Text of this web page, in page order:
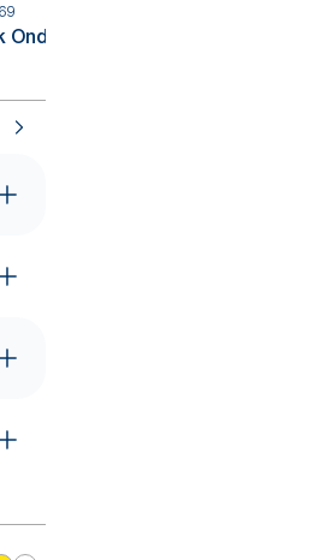
Onderzetter bordeauxrood